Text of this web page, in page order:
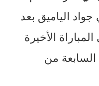
الياميق بعد
الأخيرة
من